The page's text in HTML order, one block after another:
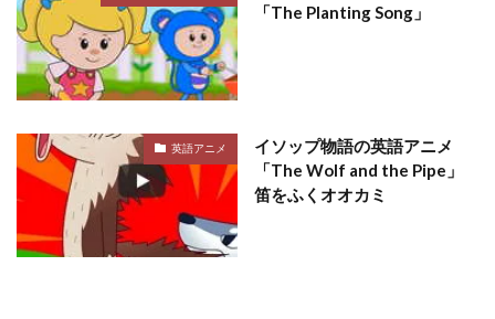
「The Planting Song」
英語アニメ
イソップ物語の英語アニメ
「The Wolf and the Pipe」
笛をふくオオカミ